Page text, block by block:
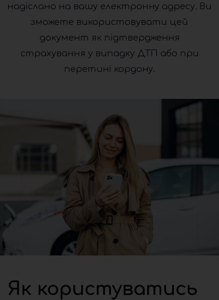
надіслано на вашу електронну адресу. Ви
зможете використовувати цей
документ як підтвердження
страхування у випадку ДТП або при
перетині кордону.
Як користуватись